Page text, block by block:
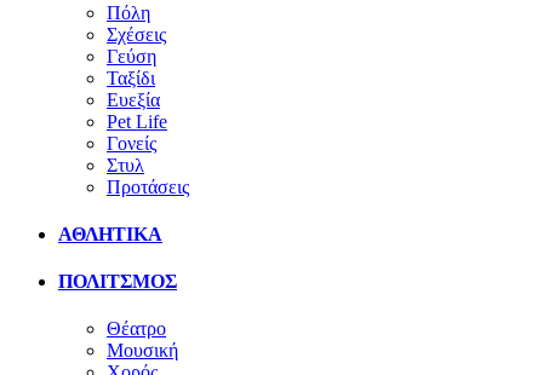
Πόλη
Σχέσεις
Γεύση
Ταξίδι
Ευεξία
Pet Life
Γονείς
Στυλ
Προτάσεις
ΑΘΛΗΤΙΚΑ
ΠΟΛΙΤΣΜΟΣ
Θέατρο
Μουσική